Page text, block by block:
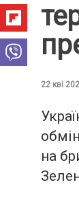
22 кві
на